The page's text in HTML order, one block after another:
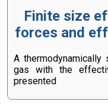
Finite size
forces and
A
gas with the
presented